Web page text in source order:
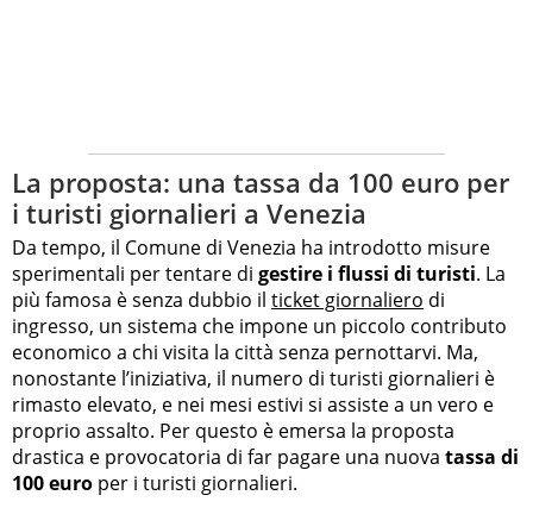
La proposta: una tassa da 100 euro per
i turisti giornalieri a Venezia
Da tempo, il Comune di Venezia ha introdotto misure
sperimentali per tentare di gestire i flussi di turisti. La
più famosa è senza dubbio il ticket giornaliero di
ingresso, un sistema che impone un piccolo contributo
economico a chi visita la città senza pernottarvi. Ma,
nonostante l’iniziativa, il numero di turisti giornalieri è
rimasto elevato, e nei mesi estivi si assiste a un vero e
proprio assalto. Per questo è emersa la proposta
drastica e provocatoria di far pagare una nuova tassa di
100 euro per i turisti giornalieri.